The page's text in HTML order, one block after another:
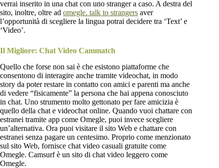
verrai inserito in una chat con uno stranger a caso. A destra del
sito, inoltre, oltre ad omegle. talk to strangers aver
l’opportunità di scegliere la lingua potrai decidere tra ‘Text’ e
‘Video’.
Il Migliore: Chat Video Cammatch
Quello che forse non sai è che esistono piattaforme che
consentono di interagire anche tramite videochat, in modo
story da poter restare in contatto con amici e parenti ma anche
di vedere “fisicamente” la persona che hai appena conosciuto
in chat. Uno strumento molto gettonato per fare amicizia è
quello della chat e videochat online. Quando vuoi chattare con
estranei tramite app come Omegle, puoi invece scegliere
un’alternativa. Ora puoi visitare il sito Web e chattare con
estranei senza pagare un centesimo. Proprio come menzionato
sul sito Web, fornisce chat video casuali gratuite come
Omegle. Camsurf è un sito di chat video leggero come
Omegle.